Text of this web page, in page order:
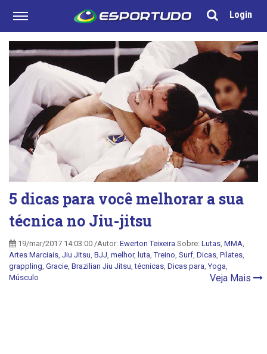
Login
5 dicas para você melhorar a sua
técnica no Jiu-jitsu
19/mar/2017 14:03:00 /Autor: Ewerton Teixeira Sobre: Lutas MMA
Artes Marciais Jiu Jitsu BJJ melhor, luta ,Treino Surf Dicas Pilates
grappling Gracie Brazilian Jiu Jitsu ,técnicas Dicas para ,Yoga
Músculo
Veja Mais